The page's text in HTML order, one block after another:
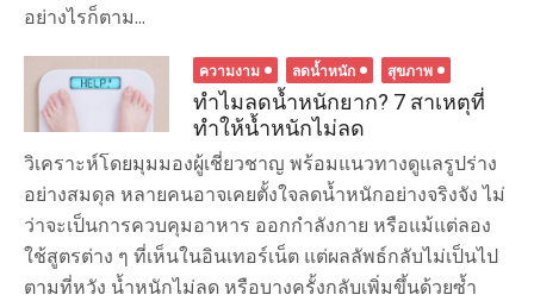
อย่างไรก็ตาม...
ความงาม ลดน้ำหนัก สุขภาพ
ทำไมลดน้ำหนักยาก? 7 สาเหตุที่
ทำให้น้ำหนักไม่ลด
วิเคราะห์โดยมุมมองผู้เชี่ยวชาญ พร้อมแนวทางดูแลรูปร่าง
อย่างสมดุล หลายคนอาจเคยตั้งใจลดน้ำหนักอย่างจริงจัง ไม่
ว่าจะเป็นการควบคุมอาหาร ออกกำลังกาย หรือแม้แต่ลอง
ใช้สูตรต่าง ๆ ที่เห็นในอินเทอร์เน็ต แต่ผลลัพธ์กลับไม่เป็นไป
ตามที่หวัง น้ำหนักไม่ลด หรือบางครั้งกลับเพิ่มขึ้นด้วยซ้ำ